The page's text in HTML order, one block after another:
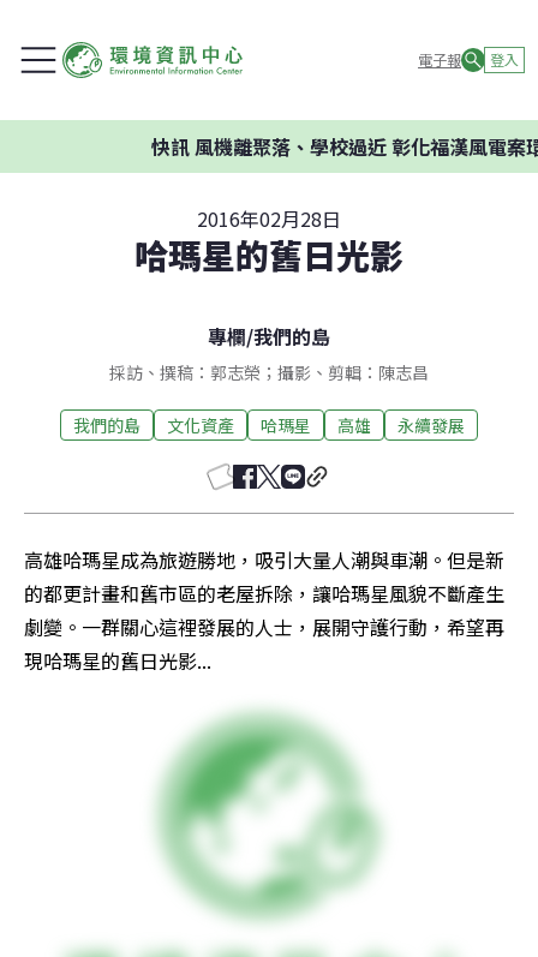
電子報 登入
風機離聚落、學校過近 彰化福漢風電案環委
2016年02月28日
哈瑪星的舊日光影
專欄/我們的島
採訪、撰稿：郭志榮；攝影、剪輯：陳志昌
我們的島 文化資產 哈瑪星 高雄 永續發展
高雄哈瑪星成為旅遊勝地，吸引大量人潮與車潮。但是新
的都更計畫和舊市區的老屋拆除，讓哈瑪星風貌不斷產生
劇變。一群關心這裡發展的人士，展開守護行動，希望再
現哈瑪星的舊日光影...